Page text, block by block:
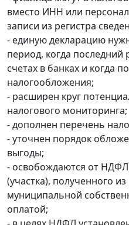
вместо ИНН или
записи из регистра
- единую декларацию
период, когда
счетах в банках и когда
налогообложения;
- расширен круг
налогового мониторинга;
- дополнен перечень
- уточнен порядок
выгоды;
- освобождаются от
(участка), полученного
муниципальной
оплатой;